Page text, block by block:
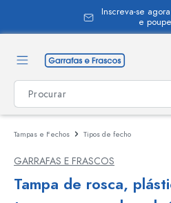
Inscreva-se
e
Tampas e Fechos Tipos de fecho
GARRAFAS E FRASCOS
Tampa de rosca,